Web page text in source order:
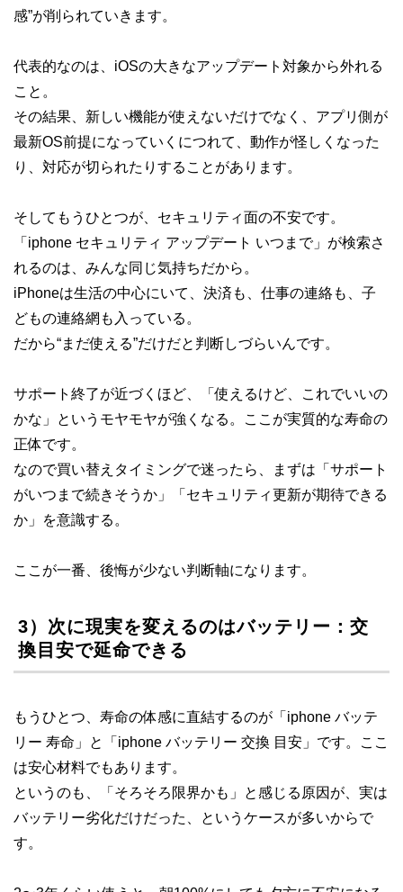
感”が削られていきます。
代表的なのは、iOSの大きなアップデート対象から外れる
こと。
その結果、新しい機能が使えないだけでなく、アプリ側が
最新OS前提になっていくにつれて、動作が怪しくなった
り、対応が切られたりすることがあります。
そしてもうひとつが、セキュリティ面の不安です。
「iphone セキュリティ アップデート いつまで」が検索さ
れるのは、みんな同じ気持ちだから。
iPhoneは生活の中心にいて、決済も、仕事の連絡も、子
どもの連絡網も入っている。
だから“まだ使える”だけだと判断しづらいんです。
サポート終了が近づくほど、「使えるけど、これでいいの
かな」というモヤモヤが強くなる。ここが実質的な寿命の
正体です。
なので買い替えタイミングで迷ったら、まずは「サポート
がいつまで続きそうか」「セキュリティ更新が期待できる
か」を意識する。
ここが一番、後悔が少ない判断軸になります。
3）次に現実を変えるのはバッテリー：交
換目安で延命できる
もうひとつ、寿命の体感に直結するのが「iphone バッテ
リー 寿命」と「iphone バッテリー 交換 目安」です。ここ
は安心材料でもあります。
というのも、「そろそろ限界かも」と感じる原因が、実は
バッテリー劣化だけだった、というケースが多いからで
す。